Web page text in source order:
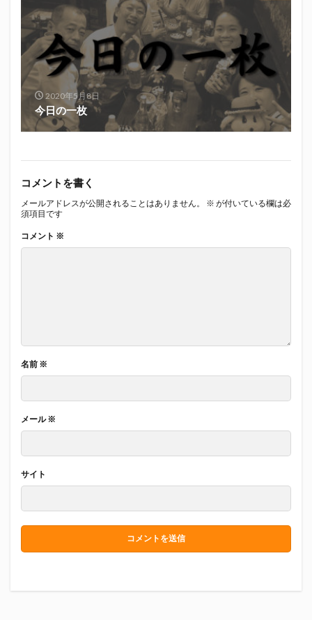
2020年5月8日
今日の一枚
コメントを書く
メールアドレスが公開されることはありません。 ※ が付いている欄は必
須項目です
コメント ※
名前 ※
メール※
サイト
真卓朗商店
矢魔破 磯自慢
磯自慢酒造
神沢川酒造場
立教大学 競馬部
米久
肋さん
臥龍梅 花の舞
花の舞酒造
花の舞酒造株式会社
英君
英君酒造
葵煎餅本家
藤枝MYFC
西武ライオンズ
赤石聖
鄭大世 鈴木Γ
鈴木矢魔破
開運 青島みかん
青島酒造
静岡麦酒
黒はんぺん